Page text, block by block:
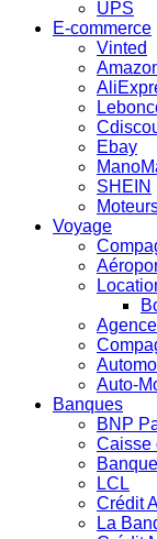
UPS
E-commerce
Vinted
Ebay
SHEIN
Voyage
Auto-
Banques
BNP
Caisse
LCL
Crédit
La